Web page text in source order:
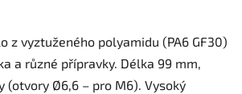
z vyztuženého polyamidu (PA6 GF30)
a různé přípravky. Délka 99 mm,
(otvory Ø6,6 – pro M6). Vysoký